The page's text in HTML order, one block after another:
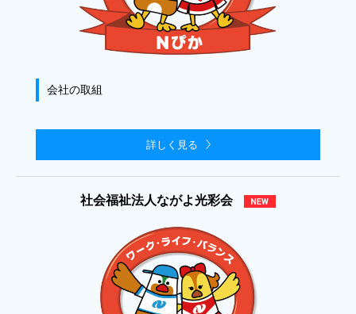
会社の取組
詳しく見る
社会福祉法人ながよ光彩会